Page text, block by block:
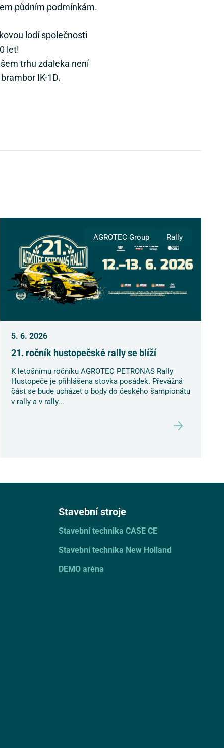
půdním podmínkám.
lodí společnosti
let!
trhu zdaleka není
IK-1D.
AGROTEC Group Rally
5. 6. 2026
21. ročník hustopečské rally se blíží
K letošnímu ročníku AGROTEC PETRONAS Rally
Hustopeče je přihlášena stovka posádek. Převážná
část se bude ucházet o body do českého šampionátu
v rally a v rally...
Stavební stroje
Stavební technika CASE CE
Stavební technika New Holland
DEMO aréna